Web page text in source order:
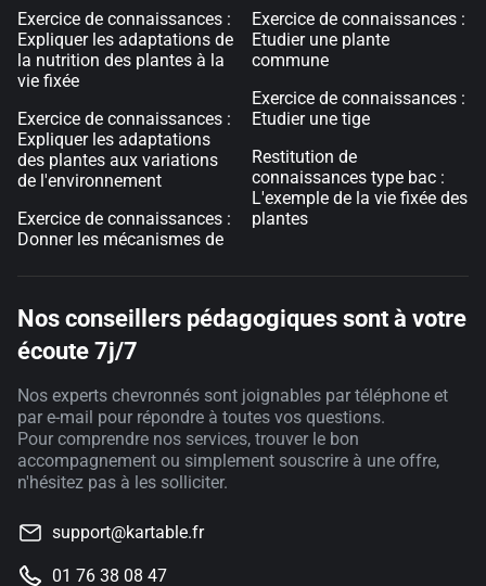
Exercice de connaissances :
Expliquer les adaptations de
la nutrition des plantes à la
vie fixée
Exercice de connaissances :
Expliquer les adaptations
des plantes aux variations
de l'environnement
Exercice de connaissances :
Donner les mécanismes de
Exercice de connaissances :
Etudier une plante
commune
Exercice de connaissances :
Etudier une tige
Restitution de
connaissances type bac :
L'exemple de la vie fixée des
plantes
Nos conseillers pédagogiques sont à votre
écoute 7j/7
Nos experts chevronnés sont joignables par téléphone et
par e-mail pour répondre à toutes vos questions.
Pour comprendre nos services, trouver le bon
accompagnement ou simplement souscrire à une offre,
n'hésitez pas à les solliciter.
support@kartable.fr
01 76 38 08 47